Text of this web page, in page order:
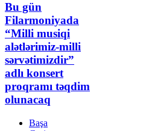
Bu gün
Filarmoniyada
“Milli musiqi
alətlərimiz-milli
sərvətimizdir”
adlı konsert
proqramı təqdim
olunacaq
Başa